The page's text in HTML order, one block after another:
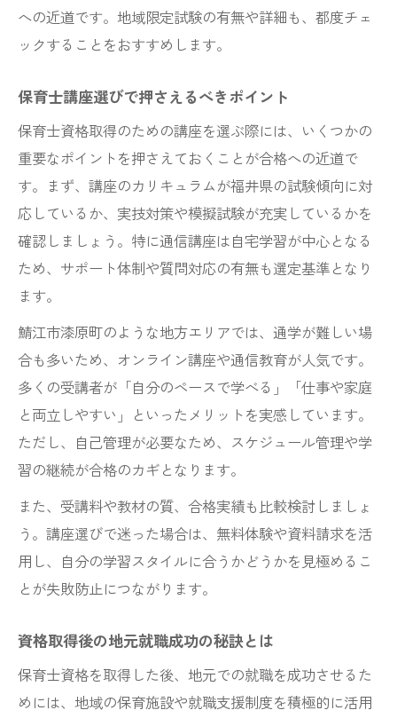
への近道です。地域限定試験の有無や詳細も、都度チェ
ックすることをおすすめします。
保育士講座選びで押さえるべきポイント
保育士資格取得のための講座を選ぶ際には、いくつかの
重要なポイントを押さえておくことが合格への近道で
す。まず、講座のカリキュラムが福井県の試験傾向に対
応しているか、実技対策や模擬試験が充実しているかを
確認しましょう。特に通信講座は自宅学習が中心となる
ため、サポート体制や質問対応の有無も選定基準となり
ます。
鯖江市漆原町のような地方エリアでは、通学が難しい場
合も多いため、オンライン講座や通信教育が人気です。
多くの受講者が「自分のペースで学べる」「仕事や家庭
と両立しやすい」といったメリットを実感しています。
ただし、自己管理が必要なため、スケジュール管理や学
習の継続が合格のカギとなります。
また、受講料や教材の質、合格実績も比較検討しましょ
う。講座選びで迷った場合は、無料体験や資料請求を活
用し、自分の学習スタイルに合うかどうかを見極めるこ
とが失敗防止につながります。
資格取得後の地元就職成功の秘訣とは
保育士資格を取得した後、地元での就職を成功させるた
めには、地域の保育施設や就職支援制度を積極的に活用